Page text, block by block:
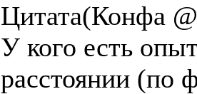
Цитата(Конфа
У кого есть
расстоянии (по